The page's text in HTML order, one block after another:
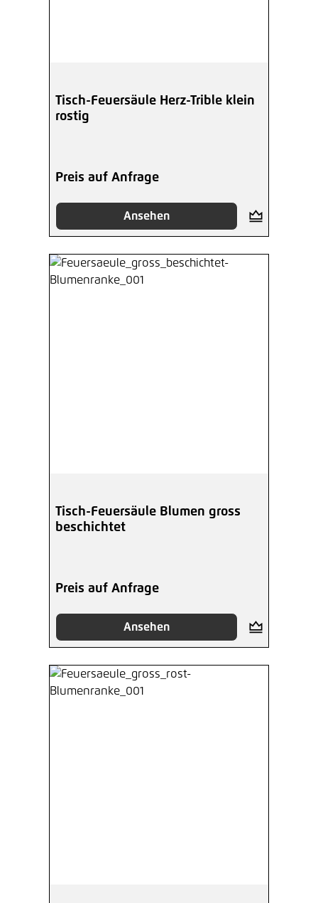
Tisch-Feuersäule Herz-Trible klein
rostig
Preis auf Anfrage
Ansehen
Tisch-Feuersäule Blumen gross
beschichtet
Preis auf Anfrage
Ansehen